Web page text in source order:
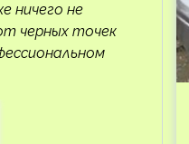
ничего не
черных точек